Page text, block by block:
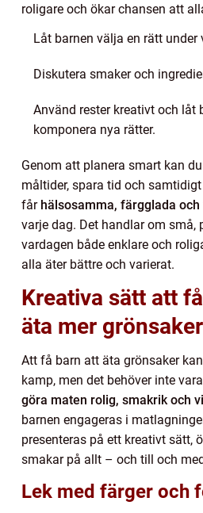
roligare och ökar chansen att
Låt barnen välja en rätt under
Diskutera smaker och
Använd rester kreativt och låt
komponera nya rätter.
Genom att planera smart kan
måltider, spara tid och
får hälsosamma, färgglada
varje dag. Det handlar om små,
vardagen både enklare och
alla äter bättre och varierat.
Kreativa sätt att
äta mer grönsaker
Att få barn att äta grönsaker
kamp, men det behöver inte
göra maten rolig, smakrik och
barnen engageras i
presenteras på ett kreativt sätt,
smakar på allt – och till och
Lek med färger och